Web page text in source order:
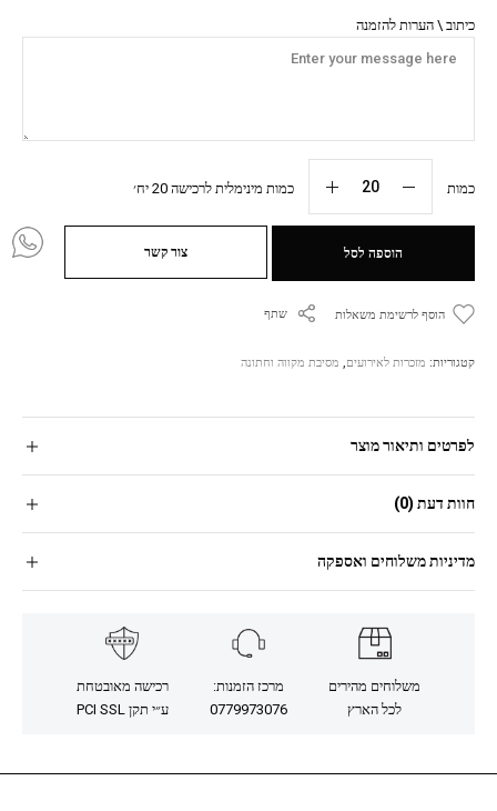
כיתוב \ הערות להזמנה
כמות כמות מינימלית לרכישה 20 יח׳
הוספה לסל צור קשר
הוסף לרשימת משאלות שתף
קטגוריות: מזכרות לאירועים, מסיבת מקווה וחתונה
לפרטים ותיאור מוצר
חוות דעת (0)
מדיניות משלוחים ואספקה
משלוחים מהירים
לכל הארץ
מרכז הזמנות:
0779973076
רכישה מאובטחת
ע״י תקן PCI SSL